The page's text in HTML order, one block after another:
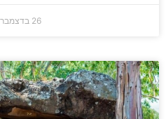
26 בדצמבר 2022